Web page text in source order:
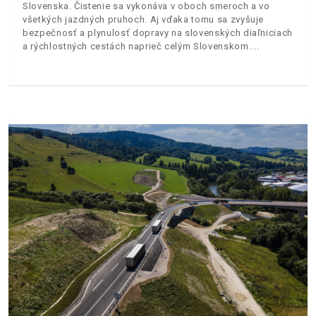
Slovenska. Čistenie sa vykonáva v oboch smeroch a vo
všetkých jazdných pruhoch. Aj vďaka tomu sa zvyšuje
bezpečnosť a plynulosť dopravy na slovenských diaľniciach
a rýchlostných cestách naprieč celým Slovenskom.